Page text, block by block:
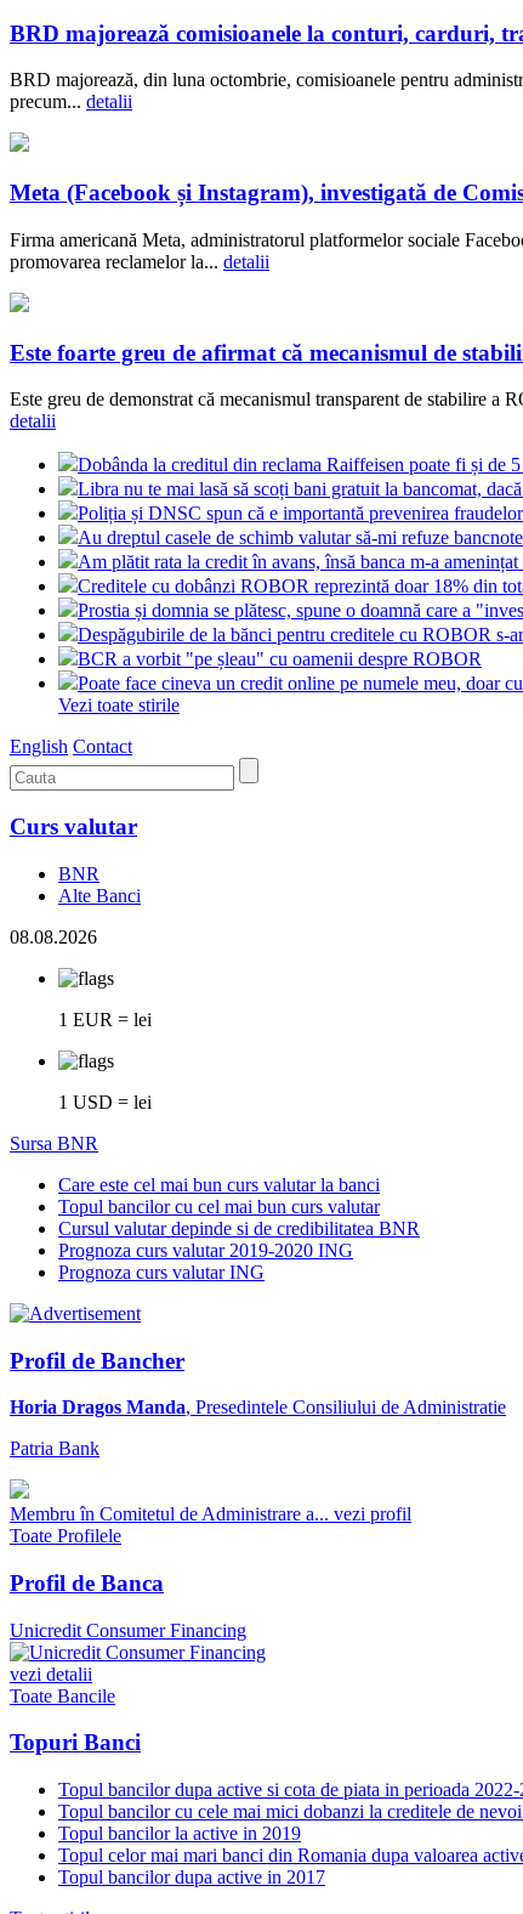
BRD majorează comisioanele la conturi, carduri,
BRD majorează, din luna octombrie, comisioanele pentru
precum... detalii
Meta (Facebook și Instagram), investigată de
Firma americană Meta, administratorul platformelor sociale
promovarea reclamelor la... detalii
Este foarte greu de afirmat că mecanismul de
Este greu de demonstrat că mecanismul transparent de stabilire
detalii
Dobânda la creditul din reclama Raiffeisen poate fi și de
Libra nu te mai lasă să scoți bani gratuit la bancomat,
Poliția și DNSC spun că e importantă prevenirea
Au dreptul casele de schimb valutar să-mi refuze
Am plătit rata la credit în avans, însă banca m-a
Creditele cu dobânzi ROBOR reprezintă doar 18% din
Prostia și domnia se plătesc, spune o doamnă care a
Despăgubirile de la bănci pentru creditele cu ROBOR s-
BCR a vorbit "pe șleau" cu oamenii despre ROBOR
Poate face cineva un credit online pe numele meu, doar
Vezi toate stirile
English Contact
Curs valutar
BNR
Alte Banci
08.08.2026
1 EUR = lei
1 USD = lei
Sursa BNR
Care este cel mai bun curs valutar la banci
Topul bancilor cu cel mai bun curs valutar
Cursul valutar depinde si de credibilitatea BNR
Prognoza curs valutar 2019-2020 ING
Prognoza curs valutar ING
Profil de Bancher
Horia Dragos Manda, Presedintele Consiliului de Administratie
Patria Bank
Membru în Comitetul de Administrare a... vezi profil
Toate Profilele
Profil de Banca
Unicredit Consumer Financing
vezi detalii
Toate Bancile
Topuri Banci
Topul bancilor dupa active si cota de piata in perioada
Topul bancilor cu cele mai mici dobanzi la creditele de
Topul bancilor la active in 2019
Topul celor mai mari banci din Romania dupa valoarea
Topul bancilor dupa active in 2017